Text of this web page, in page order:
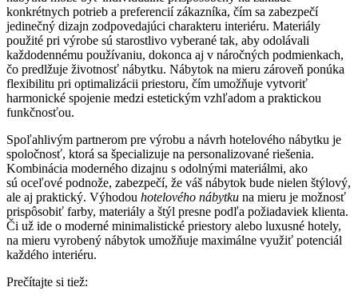
konkrétnych potrieb a preferencií zákazníka, čím sa zabezpečí
jedinečný dizajn zodpovedajúci charakteru interiéru. Materiály
použité pri výrobe sú starostlivo vyberané tak, aby odolávali
každodennému používaniu, dokonca aj v náročných podmienkach,
čo predlžuje životnosť nábytku. Nábytok na mieru zároveň ponúka
flexibilitu pri optimalizácii priestoru, čím umožňuje vytvoriť
harmonické spojenie medzi estetickým vzhľadom a praktickou
funkčnosťou.
Spoľahlivým partnerom pre výrobu a návrh hotelového nábytku je
spoločnosť, ktorá sa špecializuje na personalizované riešenia.
Kombinácia moderného dizajnu s odolnými materiálmi, ako
sú oceľové podnože, zabezpečí, že váš nábytok bude nielen štýlový,
ale aj praktický. Výhodou hotelového nábytku na mieru je možnosť
prispôsobiť farby, materiály a štýl presne podľa požiadaviek klienta.
Či už ide o moderné minimalistické priestory alebo luxusné hotely,
na mieru vyrobený nábytok umožňuje maximálne využiť potenciál
každého interiéru.
Prečítajte si tiež: